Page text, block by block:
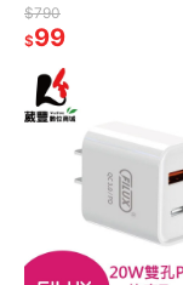
殼 全新公司貨【葳豐
城】
$790
$99